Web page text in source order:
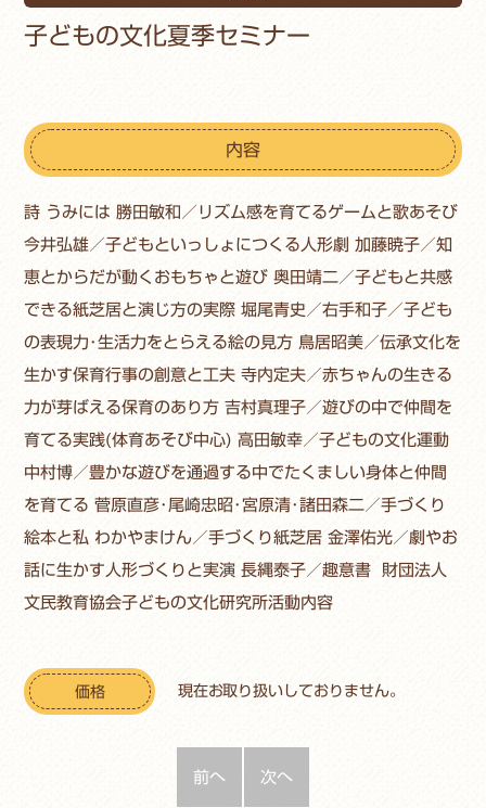
子どもの文化夏季セミナー
内容
詩 うみには 勝田敏和／リズム感を育てるゲームと歌あそび
今井弘雄／子どもといっしょにつくる人形劇 加藤暁子／知
恵とからだが動くおもちゃと遊び 奥田靖二／子どもと共感
できる紙芝居と演じ方の実際 堀尾青史／右手和子／子ども
の表現力･生活力をとらえる絵の見方 鳥居昭美／伝承文化を
生かす保育行事の創意と工夫 寺内定夫／赤ちゃんの生きる
力が芽ばえる保育のあり方 吉村真理子／遊びの中で仲間を
育てる実践(体育あそび中心) 高田敏幸／子どもの文化運動
中村博／豊かな遊びを通過する中でたくましい身体と仲間
を育てる 菅原直彦･尾崎忠昭･宮原清･諸田森二／手づくり
絵本と私 わかやまけん／手づくり紙芝居 金澤佑光／劇やお
話に生かす人形づくりと実演 長縄泰子／趣意書 財団法人
文民教育協会子どもの文化研究所活動内容
価格 現在お取り扱いしておりません。
前へ 次へ